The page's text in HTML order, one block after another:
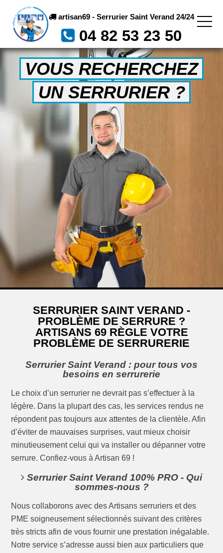
artisan69 - Serrurier Saint Verand 24/24
04 82 53 23 50
VOUS RECHERCHEZ
UN SERRURIER ?
SERRURIER SAINT VERAND -
PROBLÈME DE SERRURE ?
ARTISANS 69 RÈGLE VOTRE
PROBLÈME DE SERRURERIE
Serrurier Saint Verand : pour tous vos
besoins en serrurerie
Le choix d’un serrurier ne devrait pas s’effectuer à la
légère. Dans la plupart des cas, les services rendus ne
répondent pas toujours aux attentes de la clientèle. Afin
d’éviter de mauvaises surprises, vaut mieux choisir
minutieusement celui qui va installer ou dépanner votre
serrure. Confiez-vous à Artisan 69 !
Serrurier Saint Verand 100% PRO - Qui
sommes-nous ?
Nous collaborons avec des Artisans serruriers et des
PME soigneusement sélectionnés suivant des critères
très stricts afin de vous fournir une prestation inégalable.
Notre service s’adresse aussi bien aux particuliers que